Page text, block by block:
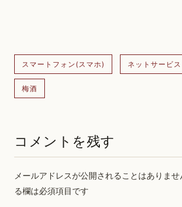
スマートフォン(スマホ) ネットサービス
梅酒
コメントを残す
メールアドレスが公開されることはありませ
る欄は必須項目です